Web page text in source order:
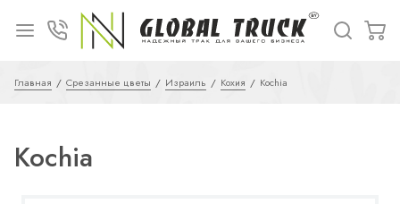
Главная Срезанные цветы Израиль Кохия Kochia
Kochia